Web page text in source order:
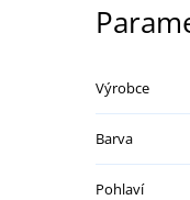
Výrobce
Barva
Pohlaví